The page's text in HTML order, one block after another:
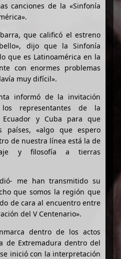
canciones de la «Sinfonía
que calificó el estreno
dijo que la Sinfonía
que es Latinoamérica en la
con enormes problemas
muy difícil».
informó de la invitación
representantes de la
Ecuador y Cuba para que
países, «algo que espero
de nuestra línea está la de
y filosofía a tierras
me han transmitido su
que somos la región que
de cara al encuentro entre
del V Centenario».
dentro de los actos
de Extremadura dentro del
inició con la interpretación